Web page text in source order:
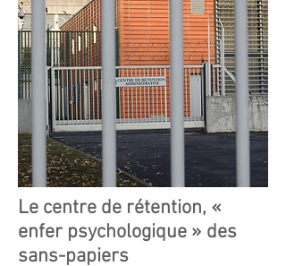
Le centre de rétention, «
enfer psychologique » des
sans-papiers